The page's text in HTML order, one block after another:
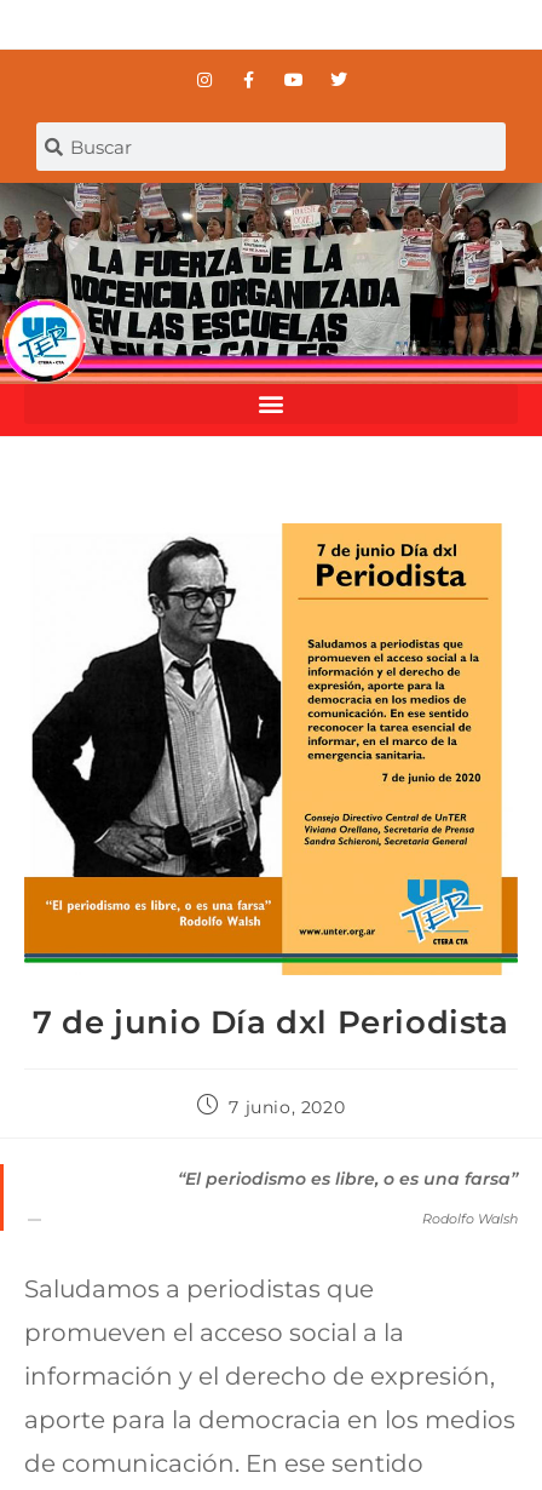
7 de junio Día dxl Periodista
7 junio, 2020
“El periodismo es libre, o es una farsa”
Rodolfo Walsh
Saludamos a periodistas que
promueven el acceso social a la
información y el derecho de expresión,
aporte para la democracia en los medios
de comunicación. En ese sentido